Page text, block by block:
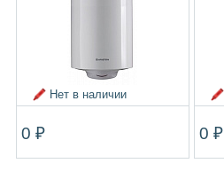
Нет в наличии
0 ₽ 0 ₽